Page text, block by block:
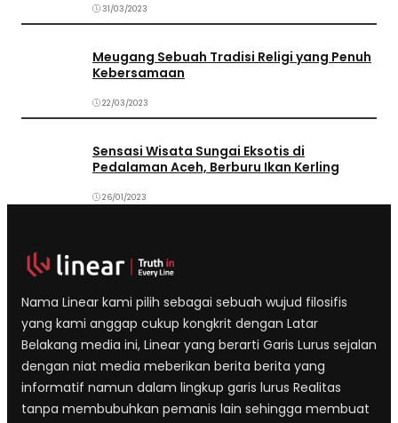
31/03/2023
Meugang Sebuah Tradisi Religi yang Penuh
Kebersamaan
22/03/2023
Sensasi Wisata Sungai Eksotis di
Pedalaman Aceh, Berburu Ikan Kerling
26/01/2023
Nama Linear kami pilih sebagai sebuah wujud filosifis
yang kami anggap cukup kongkrit dengan Latar
Belakang media ini, Linear yang berarti Garis Lurus sejalan
dengan niat media meberikan berita berita yang
informatif namun dalam lingkup garis lurus Realitas
tanpa membubuhkan pemanis lain sehingga membuat